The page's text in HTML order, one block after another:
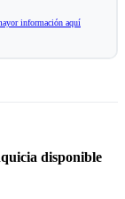
información aquí
disponible